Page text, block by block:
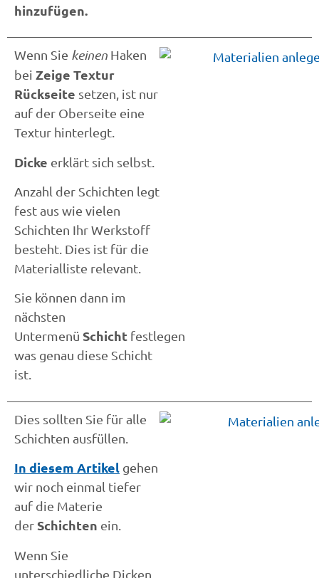
hinzufügen.
Wenn Sie keinen Haken
bei Zeige Textur
Rückseite setzen, ist nur
auf der Oberseite eine
Textur hinterlegt.
Dicke erklärt sich selbst.
Anzahl der Schichten legt
fest aus wie vielen
Schichten Ihr Werkstoff
besteht. Dies ist für die
Materialliste relevant.
Sie können dann im
nächsten
Untermenü Schicht festlegen
was genau diese Schicht
ist.
Dies sollten Sie für alle
Schichten ausfüllen.
In diesem Artikel gehen
wir noch einmal tiefer
auf die Materie
der Schichten ein.
Wenn Sie
unterschiedliche Dicken